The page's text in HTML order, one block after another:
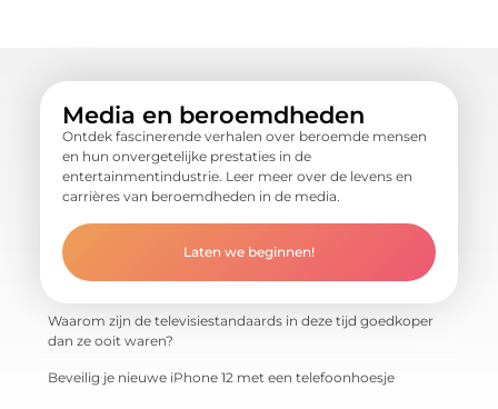
Media en beroemdheden
Ontdek fascinerende verhalen over beroemde mensen
en hun onvergetelijke prestaties in de
entertainmentindustrie. Leer meer over de levens en
carrières van beroemdheden in de media.
Laten we beginnen!
Waarom zijn de televisiestandaards in deze tijd goedkoper
dan ze ooit waren?
Beveilig je nieuwe iPhone 12 met een telefoonhoesje